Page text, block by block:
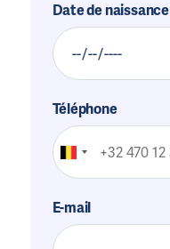
Date de naissance
Téléphone
E-mail